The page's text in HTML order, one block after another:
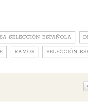
SELECCIÓN ESPAÑOLA
RAMOS SELECCIÓN